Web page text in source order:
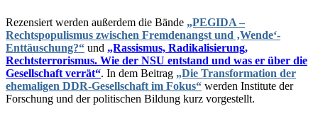
Rezensiert werden außerdem die Bände „PEGIDA –
Rechtspopulismus zwischen Fremdenangst und ‚Wende‘-
Enttäuschung?“ und „Rassismus, Radikalisierung,
Rechtsterrorismus. Wie der NSU entstand und was er über die
Gesellschaft verrät“. In dem Beitrag „Die Transformation der
ehemaligen DDR-Gesellschaft im Fokus“ werden Institute der
Forschung und der politischen Bildung kurz vorgestellt.